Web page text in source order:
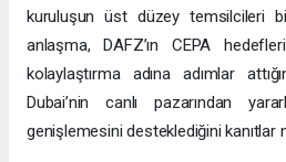
kuruluşun üst düzey temsilcileri
anlaşma, DAFZ’ın CEPA
kolaylaştırma adına adımlar
Dubai’nin canlı pazarından
genişlemesini desteklediğini kanıtlar